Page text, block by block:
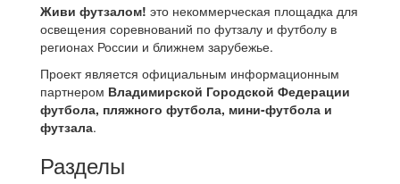
Живи футзалом! это некоммерческая площадка для
освещения соревнований по футзалу и футболу в
регионах России и ближнем зарубежье.
Проект является официальным информационным
партнером Владимирской Городской Федерации
футбола, пляжного футбола, мини-футбола и
футзала.
Разделы